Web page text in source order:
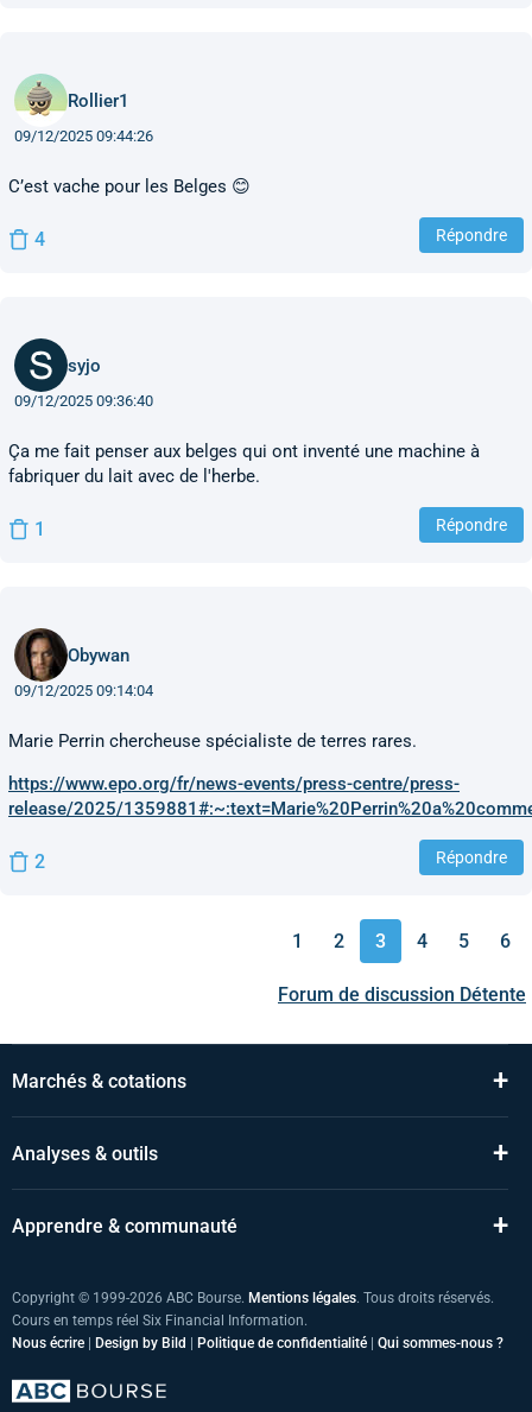
Rollier1
09/12/2025 09:44:26
C’est vache pour les Belges 😊
4 Répondre
syjo
09/12/2025 09:36:40
Ça me fait penser aux belges qui ont inventé une machine à
fabriquer du lait avec de l'herbe.
1 Répondre
Obywan
09/12/2025 09:14:04
Marie Perrin chercheuse spécialiste de terres rares.
https://www.epo.org/fr/news-events/press-centre/press-
release/2025/
2 Répondre
1 2 3 4 5 6
Forum de discussion Détente
Marchés & cotations +
Analyses & outils +
Apprendre & communauté +
Copyright © 1999-2026 ABC Bourse. Mentions légales. Tous droits réservés.
Cours en temps réel Six Financial Information.
Nous écrire
Design by Bild Politique de confidentialité Qui sommes-nous ?